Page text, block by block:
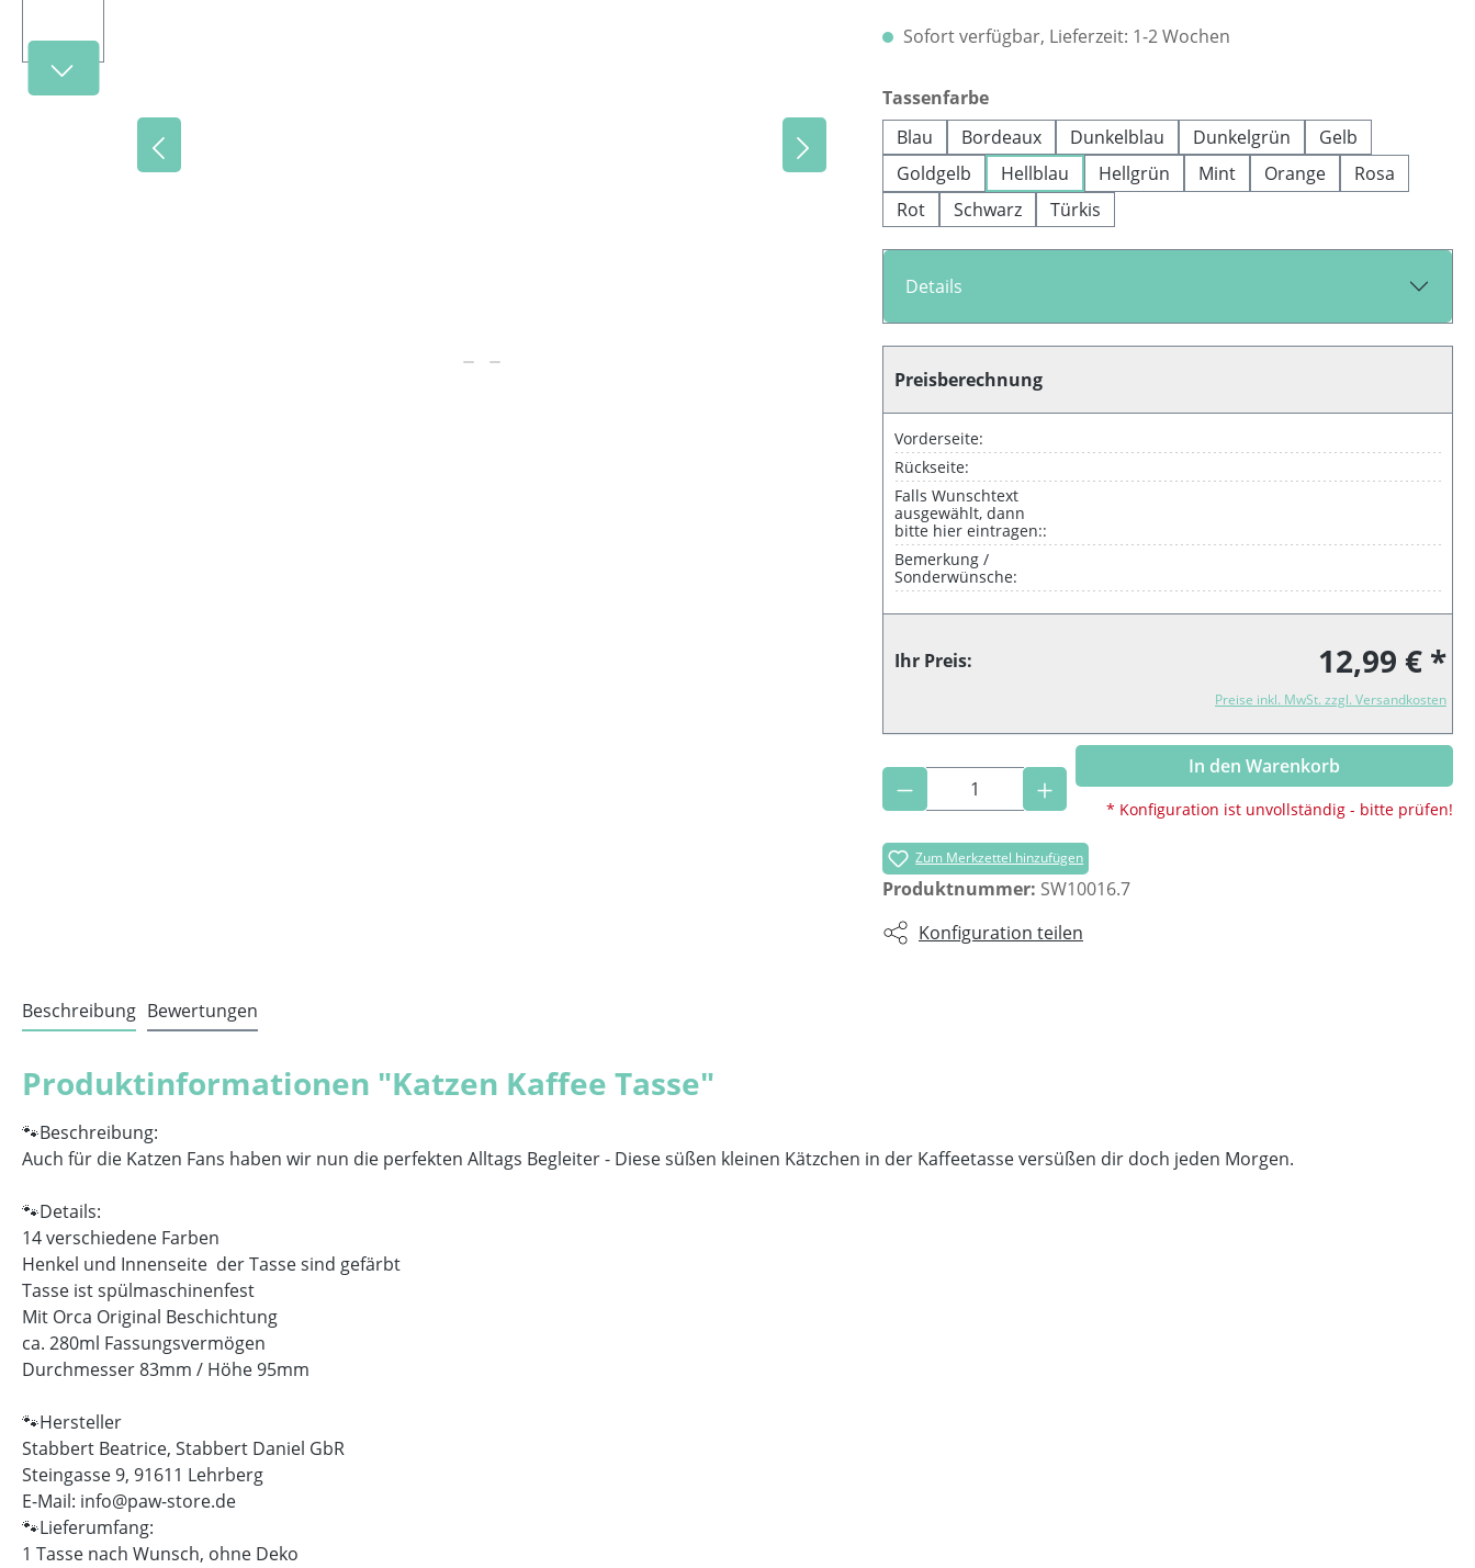
Sofort verfügbar, Lieferzeit: 1-2 Wochen
Tassenfarbeauswählen
Blau
Bordeaux Dunkelblau Dunkelgrün
Gelb
Goldgelb
Hellblau Hellgrün Mint Orange
Rosa
Rot
Schwarz Türkis
Details
Preisberechnung
Vorderseite:
Rückseite:
Falls Wunschtext
ausgewählt, dann
bitte hier eintragen::
Bemerkung /
Sonderwünsche:
Ihr Preis: 12,99 € *
Preise inkl. MwSt. zzgl. Versandkosten
Produkt Anzahl: Gib den gewünschten Wert
In den Warenkorb
* Konfiguration ist unvollständig - bitte prüfen!
Zum Merkzettel hinzufügen
Produktnummer: SW10016.7
Konfiguration teilen
Beschreibung Bewertungen
Produktinformationen "Katzen Kaffee Tasse"
🐾Beschreibung:
Auch für die Katzen Fans haben wir nun die perfekten Alltags Begleiter - Diese süßen kleinen Kätzchen in der Kaffeetasse versüßen dir doch jeden Morgen.
🐾Details:
14 verschiedene Farben
Henkel und Innenseite der Tasse sind gefärbt
Tasse ist spülmaschinenfest
Mit Orca Original Beschichtung
ca. 280ml Fassungsvermögen
Durchmesser 83mm / Höhe 95mm
🐾Hersteller
Stabbert Beatrice, Stabbert Daniel GbR
Steingasse 9, 91611 Lehrberg
E-Mail: info@paw-store.de
🐾Lieferumfang:
1 Tasse nach Wunsch, ohne Deko